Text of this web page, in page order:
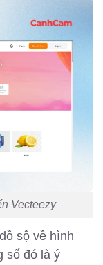
Vecteezy
sộ về hình
số đó là ý